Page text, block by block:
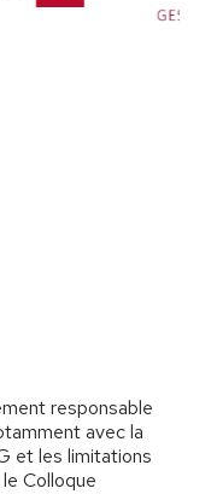
responsable
avec la
et les limitations
Colloque